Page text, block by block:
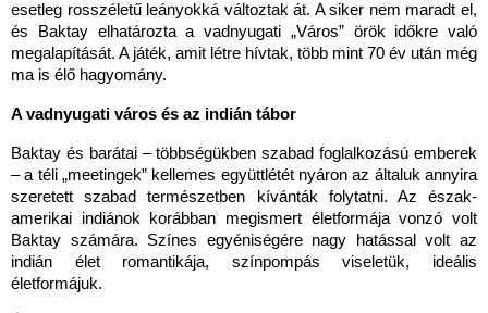
esetleg rosszéletű leányokká változtak át. A siker nem maradt el,
és Baktay elhatározta a vadnyugati „Város” örök időkre való
megalapítását. A játék, amit létre hívtak, több mint 70 év után még
ma is élő hagyomány.
A vadnyugati város és az indián tábor
Baktay és barátai – többségükben szabad foglalkozású emberek
– a téli „meetingek” kellemes együttlétét nyáron az általuk annyira
szeretett szabad természetben kívánták folytatni. Az észak-
amerikai indiánok korábban megismert életformája vonzó volt
Baktay számára. Színes egyéniségére nagy hatással volt az
indián élet romantikája, színpompás viseletük, ideális
életformájuk.